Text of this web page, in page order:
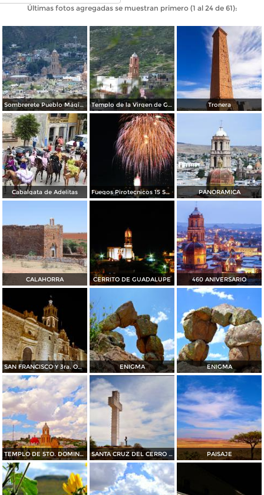
Últimas fotos agregadas se muestran primero (1 al 24 de 61):
Sombrerete Pueblo Mágico Templo de la Virgen de Guadalupe Tronera
Cabalgata de Adelitas Fuegos Pirotecnicos 15 Septiembre, en Sombrerete. PANORAMICA
CALAHORRA CERRITO DE GUADALUPE 460 ANIVERSARIO
SAN FRANCISCO Y 3ra. ORDEN ENIGMA ENIGMA
TEMPLO DE STO. DOMINGO. SANTA CRUZ DEL CERRO DEL SOMBRERETILLO PAISAJE